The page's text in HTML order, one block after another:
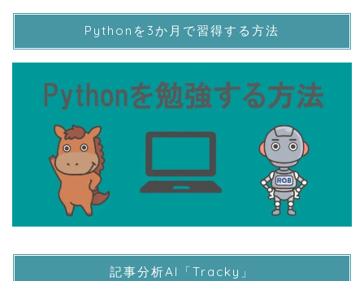
Pythonを3か月で習得する方法
記事分析AI「Tracky」